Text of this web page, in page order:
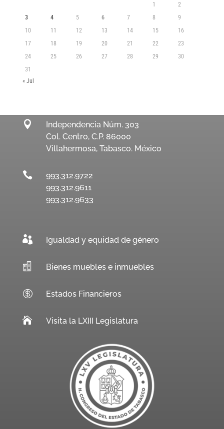
1
2
3
4 5 6 7 8
9
10
11 12 13 14 15
16
17
18 19 20 21 22
23
24
25 26 27 28 29
30
31
« Jul

Independencia Núm. 303
Col. Centro, C.P. 86000
Villahermosa, Tabasco. México

993.312.9722
993.312.9611
993.312.9633
 Igualdad y equidad de género
 Bienes muebles e inmuebles
 Estados Financieros
 Visita la LXIII Legislatura